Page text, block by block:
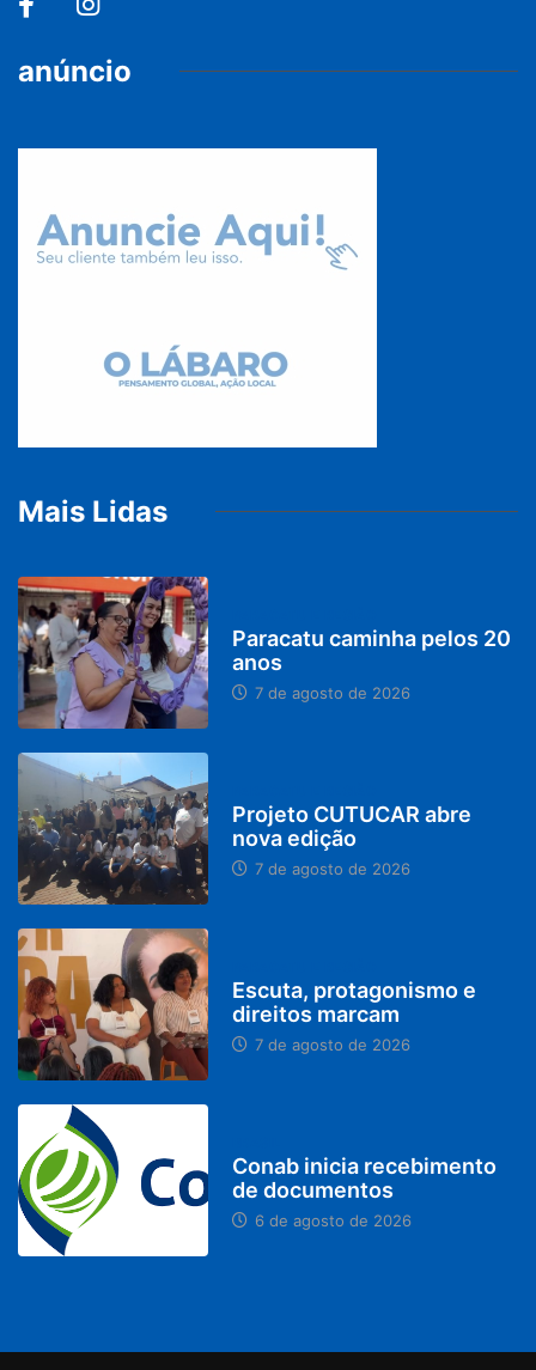
anúncio
Mais Lidas
Paracatu caminha pelos 20
anos
7 de agosto de 2026
Projeto CUTUCAR abre
nova edição
7 de agosto de 2026
Escuta, protagonismo e
direitos marcam
7 de agosto de 2026
Conab inicia recebimento
de documentos
6 de agosto de 2026